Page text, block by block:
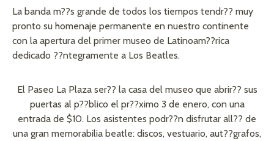
La banda m??s grande de todos los tiempos tendr?? muy
pronto su homenaje permanente en nuestro continente
con la apertura del primer museo de Latinoam??rica
dedicado ??ntegramente a Los Beatles.
El Paseo La Plaza ser?? la casa del museo que abrir?? sus
puertas al p??blico el pr??ximo 3 de enero, con una
entrada de $10. Los asistentes podr??n disfrutar all?? de
una gran memorabilia beatle: discos, vestuario, aut??grafos,